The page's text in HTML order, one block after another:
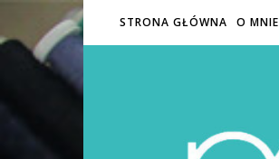
STRONA GŁÓWNA O MNIE